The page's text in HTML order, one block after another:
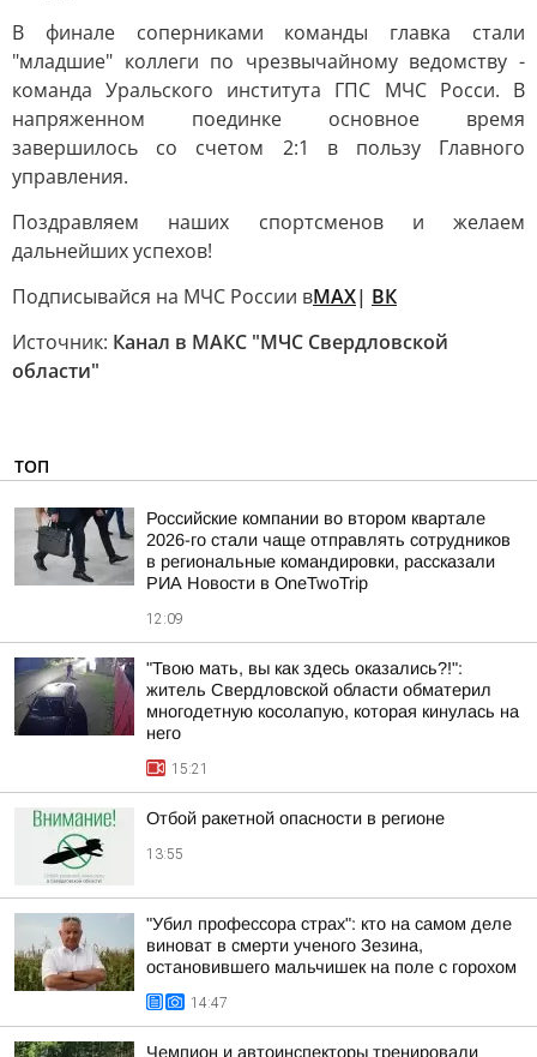
В финале соперниками команды главка стали
"младшие" коллеги по чрезвычайному ведомству -
команда Уральского института ГПС МЧС Росси. В
напряженном поединке основное время
завершилось со счетом 2:1 в пользу Главного
управления.
Поздравляем наших спортсменов и желаем
дальнейших успехов!
Подписывайся на МЧС России вMAX| ВК
Источник: Канал в МАКС "МЧС Свердловской
области"
ТОП
Российские компании во втором квартале
2026-го стали чаще отправлять сотрудников
в региональные командировки, рассказали
РИА Новости в OneTwoTrip
12:09
"Твою мать, вы как здесь оказались?!":
житель Свердловской области обматерил
многодетную косолапую, которая кинулась на
него
15:21
Отбой ракетной опасности в регионе
13:55
"Убил профессора страх": кто на самом деле
виноват в смерти ученого Зезина,
остановившего мальчишек на поле с горохом
14:47
Чемпион и автоинспекторы тренировали